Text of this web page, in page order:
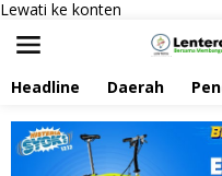
Lewati ke konten
Headline Daerah